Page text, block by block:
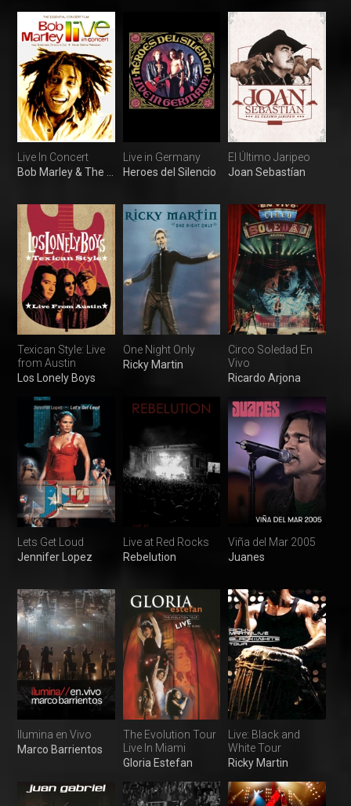
Live In Concert
Live in Germany
Heroes del Silencio
El Último Jaripeo
Joan Sebastían
Texican Style: Live
from Austin
Los Lonely Boys
One Night Only
Ricky Martin
Circo Soledad En
Vivo
Ricardo Arjona
Lets Get Loud
Jennifer Lopez
Live at Red Rocks
Rebelution
Viña del Mar 2005
Juanes
Ilumina en Vivo
Marco Barrientos
The Evolution Tour
Live In Miami
Gloria Estefan
Live: Black and
White Tour
Ricky Martin